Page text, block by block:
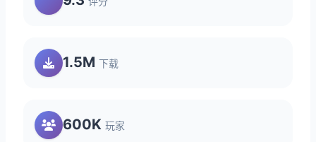
1.5M 下载
600K 玩家